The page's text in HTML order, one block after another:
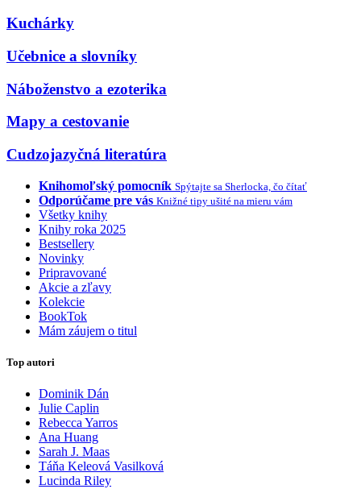
Kuchárky
Učebnice a slovníky
Náboženstvo a ezoterika
Mapy a cestovanie
Cudzojazyčná literatúra
Knihomoľský pomocník Spýtajte sa Sherlocka, čo čítať
Odporúčame pre vás Knižné tipy ušité na mieru vám
Všetky knihy
Knihy roka 2025
Bestsellery
Novinky
Pripravované
Akcie a zľavy
Kolekcie
BookTok
Mám záujem o titul
Top autori
Dominik Dán
Julie Caplin
Rebecca Yarros
Ana Huang
Sarah J. Maas
Táňa Keleová Vasilková
Lucinda Riley